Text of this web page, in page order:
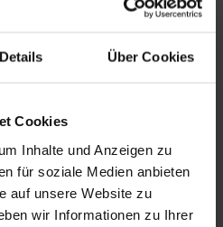
Details Über Cookies
Cookies
Inhalte und Anzeigen zu
für soziale Medien anbieten
auf unsere Website zu
wir Informationen zu Ihrer
Checkout